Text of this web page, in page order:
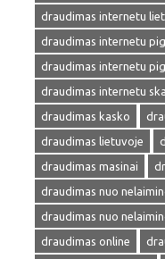
draudimas internetu
draudimas internetu
draudimas internetu
draudimas internetu
draudimas kasko
draudimas lietuvoje
draudimas masinai
draudimas nuo
draudimas nuo
draudimas online